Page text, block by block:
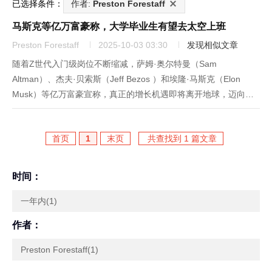
已选择条件： 作者: Preston Forestaff
马斯克等亿万富豪称，大学毕业生有望去太空上班
Preston Forestaff 2025-10-03 03:30
发现相似文章
随着Z世代入门级岗位不断缩减，萨姆·奥尔特曼（Sam
Altman）、杰夫·贝索斯（Jeff Bezos ）和埃隆·马斯克（Elon
Musk）等亿万富豪宣称，真正的增长机遇即将离开地球，迈向太
空。图片来源：JOE RAEDLE/GETTY IMAGES• 对Z世代而言，
首页
1 末页 共查找到 1 篇文章
时间：
一年内(1)
作者：
Preston Forestaff(1)